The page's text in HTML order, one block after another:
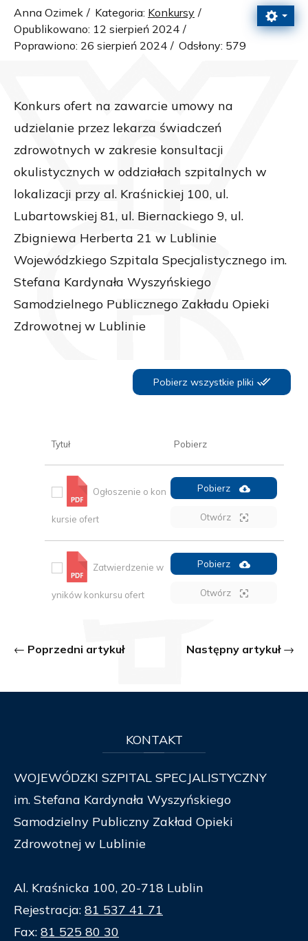
Anna Ozimek Kategoria: Konkursy
Opublikowano: 12 sierpień 2024
Poprawiono: 26 sierpień 2024
Odsłony: 579
Konkurs ofert na zawarcie umowy na
udzielanie przez lekarza świadczeń
zdrowotnych w zakresie konsultacji
okulistycznych w oddziałach szpitalnych w
lokalizacji przy al. Kraśnickiej 100, ul.
Lubartowskiej 81, ul. Biernackiego 9, ul.
Zbigniewa Herberta 21 w Lublinie
Wojewódzkiego Szpitala Specjalistycznego im.
Stefana Kardynała Wyszyńskiego
Samodzielnego Publicznego Zakładu Opieki
Zdrowotnej w Lublinie
Pobierz wszystkie pliki
Tytuł Pobierz
Ogłoszenie o kon
kursie ofert
Pobierz
Otwórz
Zatwierdzenie w
yników konkursu ofert
Pobierz
Otwórz
Poprzedni artykuł Następny artykuł
KONTAKT
WOJEWÓDZKI SZPITAL SPECJALISTYCZNY
im. Stefana Kardynała Wyszyńskiego
Samodzielny Publiczny Zakład Opieki
Zdrowotnej w Lublinie
Al. Kraśnicka 100, 20-718 Lublin
Rejestracja: 81 537 41 71
Fax: 81 525 80 30